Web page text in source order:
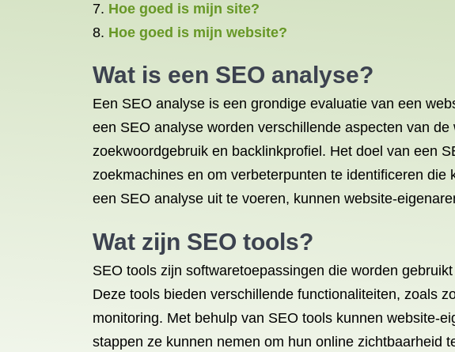
Hoe goed is mijn site?
Hoe goed is mijn website?
Wat is een SEO analyse?
Een SEO analyse is een grondige evaluatie van een
een SEO analyse worden verschillende aspecten van
zoekwoordgebruik en backlinkprofiel. Het doel van een
zoekmachines en om verbeterpunten te identificeren
een SEO analyse uit te voeren, kunnen website-
Wat zijn SEO tools?
SEO tools zijn softwaretoepassingen die worden
Deze tools bieden verschillende functionaliteiten, zoals
monitoring. Met behulp van SEO tools kunnen website-
stappen ze kunnen nemen om hun online zichtbaarheid